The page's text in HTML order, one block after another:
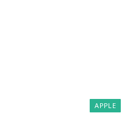
APPLE